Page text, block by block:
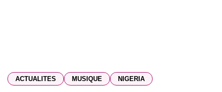
ACTUALITES MUSIQUE NIGERIA